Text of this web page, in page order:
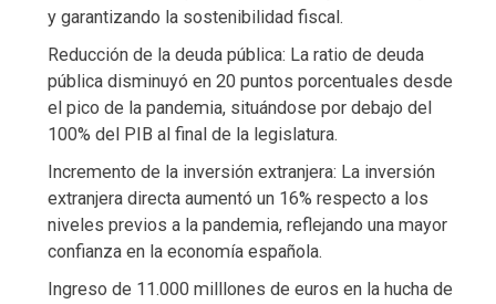
y garantizando la sostenibilidad fiscal. ​
Reducción de la deuda pública: La ratio de deuda
pública disminuyó en 20 puntos porcentuales desde
el pico de la pandemia, situándose por debajo del
100% del PIB al final de la legislatura. ​
Incremento de la inversión extranjera: La inversión
extranjera directa aumentó un 16% respecto a los
niveles previos a la pandemia, reflejando una mayor
confianza en la economía española.
Ingreso de 11.000 milllones de euros en la hucha de